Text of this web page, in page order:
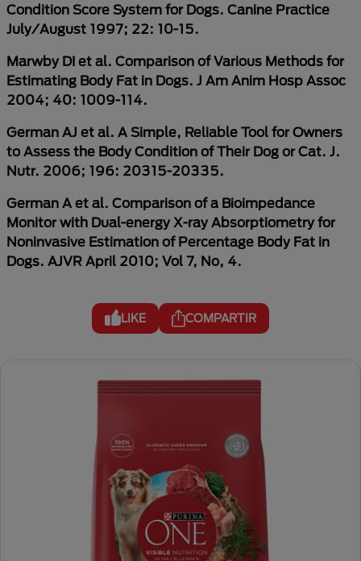
Condition Score System for Dogs. Canine Practice
July/August 1997; 22: 10-15.
Marwby DI et al. Comparison of Various Methods for
Estimating Body Fat in Dogs. J Am Anim Hosp Assoc
2004; 40: 1009-114.
German AJ et al. A Simple, Reliable Tool for Owners
to Assess the Body Condition of Their Dog or Cat. J.
Nutr. 2006; 196: 20315-20335.
German A et al. Comparison of a Bioimpedance
Monitor with Dual-energy X-ray Absorptiometry for
Noninvasive Estimation of Percentage Body Fat in
Dogs. AJVR April 2010; Vol 7, No, 4.
LIKE COMPARTIR